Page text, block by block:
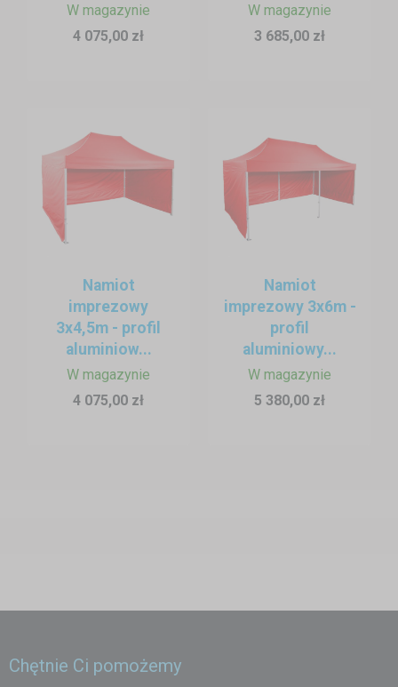
W magazynie
4 075,00 zł
W magazynie
3 685,00 zł
Namiot
imprezowy
3x4,5m - profil
aluminiow...
W magazynie
4 075,00 zł
Namiot
imprezowy 3x6m -
profil
aluminiowy...
W magazynie
5 380,00 zł
Chętnie Ci pomożemy